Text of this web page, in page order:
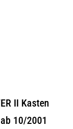
II Kasten
10/2001